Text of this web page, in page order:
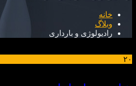
خانه
وبلاگ
رادیولوژی و بارداری
۲۰